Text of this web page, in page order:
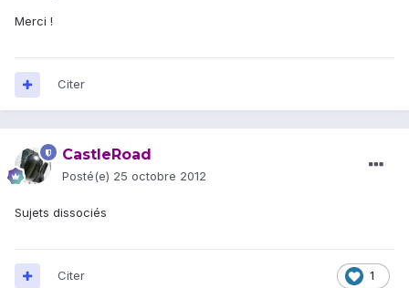
Merci !
Citer
CastleRoad
Posté(e) 25 octobre 2012
Sujets dissociés
1
Citer